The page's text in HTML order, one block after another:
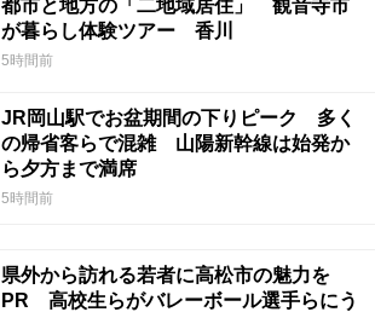
都市と地方の「二地域居住」 観音寺市
が暮らし体験ツアー 香川
5時間前
JR岡山駅でお盆期間の下りピーク 多く
の帰省客らで混雑 山陽新幹線は始発か
ら夕方まで満席
5時間前
県外から訪れる若者に高松市の魅力を
PR 高校生らがバレーボール選手らにう